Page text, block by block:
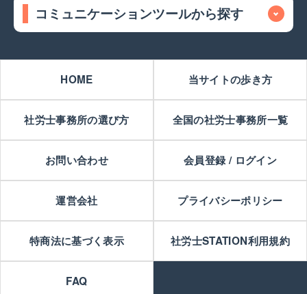
コミュニケーションツールから探す
HOME 当サイトの歩き方
社労士事務所の選び方 全国の社労士事務所一覧
お問い合わせ 会員登録 / ログイン
運営会社 プライバシーポリシー
特商法に基づく表示 社労士STATION利用規約
FAQ